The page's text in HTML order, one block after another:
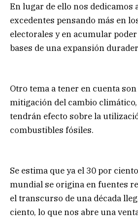
En lugar de ello nos dedicamos
excedentes pensando más en
electorales y en acumular
bases de una expansión
Otro tema a tener en cuenta
mitigación del cambio
tendrán efecto sobre la
combustibles fósiles.
Se estima que ya el 30 por
mundial se origina en fuentes
el transcurso de una década
ciento, lo que nos abre una